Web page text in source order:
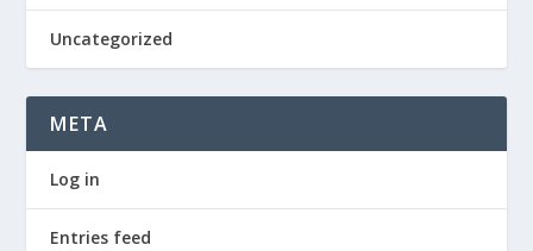
Uncategorized
META
Log in
Entries feed